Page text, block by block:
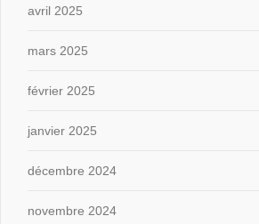
avril 2025
mars 2025
février 2025
janvier 2025
décembre 2024
novembre 2024